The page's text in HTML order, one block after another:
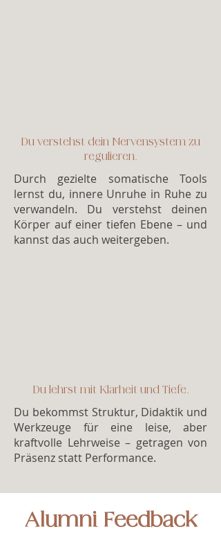
Du verstehst dein Nervensystem zu
regulieren.
Durch gezielte somatische Tools
lernst du, innere Unruhe in Ruhe zu
verwandeln. Du verstehst deinen
Körper auf einer tiefen Ebene – und
kannst das auch weitergeben.
Du lehrst mit Klarheit und Tiefe.
Du bekommst Struktur, Didaktik und
Werkzeuge für eine leise, aber
kraftvolle Lehrweise – getragen von
Präsenz statt Performance.
Alumni Feedback